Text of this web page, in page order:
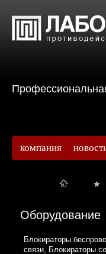
компания
Оборудование
Блокираторы
связи, Блокираторы